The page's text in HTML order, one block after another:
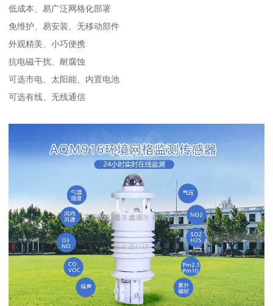
低成本、易广泛网格化部署
免维护、易安装、无移动部件
外观精美、小巧便携
抗电磁干扰、耐腐蚀
可选市电、太阳能、内置电池
可选有线、无线通信